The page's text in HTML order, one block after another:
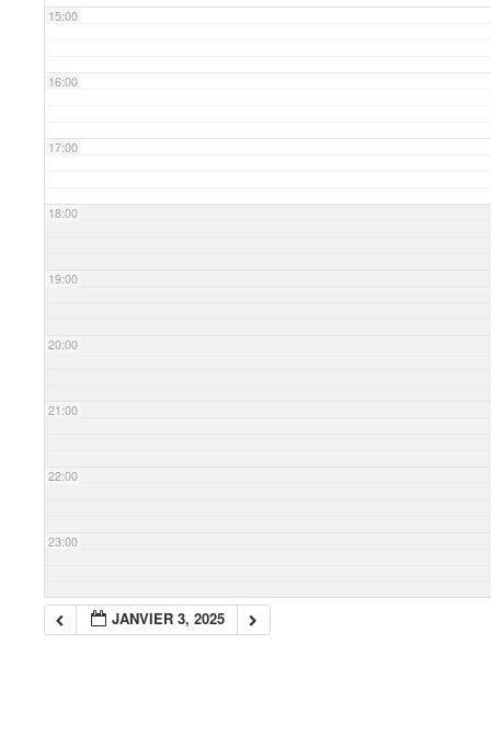
15:00
16:00
17:00
18:00
19:00
20:00
21:00
22:00
23:00
JANVIER 3, 2025